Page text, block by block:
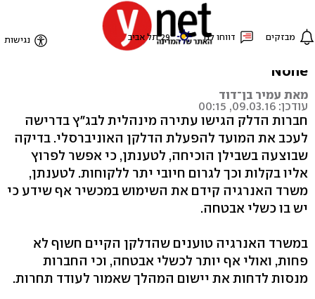
חברות הדלק: קל לפרוץ לדלקן
האוניברסלי
None
מאת עמיר בן־דוד
עודכן: 09.03.16, 00:15
חברות הדלק הגישו עתירה מינהלית לבג"ץ בדרישה
לעכב את המועד להפעלת הדלקן האוניברסלי. בדיקה
שבוצעה בשבילן הוכיחה, לטענתן, כי אפשר לפרוץ
אליו בקלות וכך לגרום חיובי יתר ללקוחות. לטענתן,
משרד האנרגיה קידם את השימוש במכשיר אף שידע כי
יש בו כשלי אבטחה.
במשרד האנרגיה טוענים שהדלקן הקיים חשוף לא
פחות, ואולי אף יותר לכשלי אבטחה, וכי החברות
מנסות לדחות את יישום המהלך שאמור לעודד תחרות.